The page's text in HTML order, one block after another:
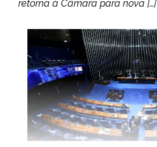
retorna à Câmara para nova […]